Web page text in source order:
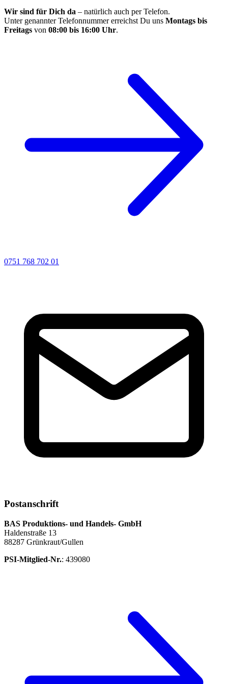
Wir sind für Dich da – natürlich auch per Telefon.
Unter genannter Telefonnummer erreichst Du uns Montags bis
Freitags von 08:00 bis 16:00 Uhr.
0751 768 702 01
Postanschrift
BAS Produktions- und Handels- GmbH
Haldenstraße 13
88287 Grünkraut/Gullen
PSI-Mitglied-Nr.: 439080